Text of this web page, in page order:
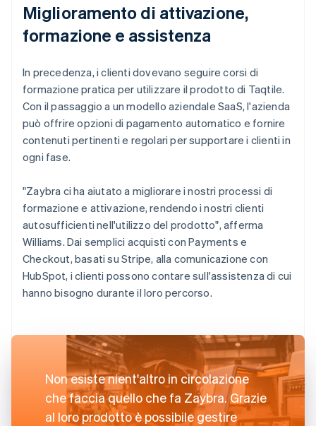
Miglioramento di attivazione,
formazione e assistenza
In precedenza, i clienti dovevano seguire corsi di
formazione pratica per utilizzare il prodotto di Taqtile.
Con il passaggio a un modello aziendale SaaS, l'azienda
può offrire opzioni di pagamento automatico e fornire
contenuti pertinenti e regolari per supportare i clienti in
ogni fase.
"Zaybra ci ha aiutato a migliorare i nostri processi di
formazione e attivazione, rendendo i nostri clienti
autosufficienti nell'utilizzo del prodotto", afferma
Williams. Dai semplici acquisti con Payments e
Checkout, basati su Stripe, alla comunicazione con
HubSpot, i clienti possono contare sull'assistenza di cui
hanno bisogno durante il loro percorso.
Non esiste nient'altro in circolazione
che faccia quello che fa Zaybra. Grazie
al loro prodotto è possibile gestire